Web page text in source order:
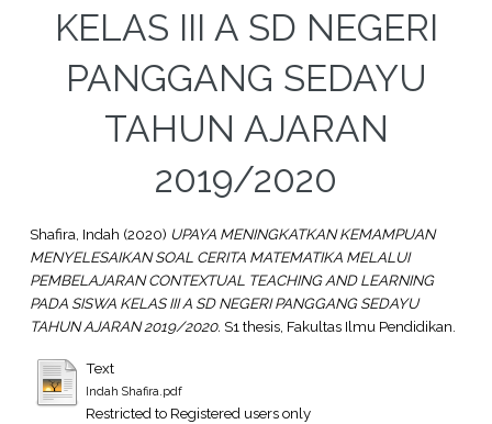
KELAS III A SD NEGERI
PANGGANG SEDAYU
TAHUN AJARAN
2019/2020
Shafira, Indah (2020) UPAYA MENINGKATKAN KEMAMPUAN
MENYELESAIKAN SOAL CERITA MATEMATIKA MELALUI
PEMBELAJARAN CONTEXTUAL TEACHING AND LEARNING
PADA SISWA KELAS III A SD NEGERI PANGGANG SEDAYU
TAHUN AJARAN 2019/2020. S1 thesis, Fakultas Ilmu Pendidikan.
Text
Indah Shafira.pdf
Restricted to Registered users only